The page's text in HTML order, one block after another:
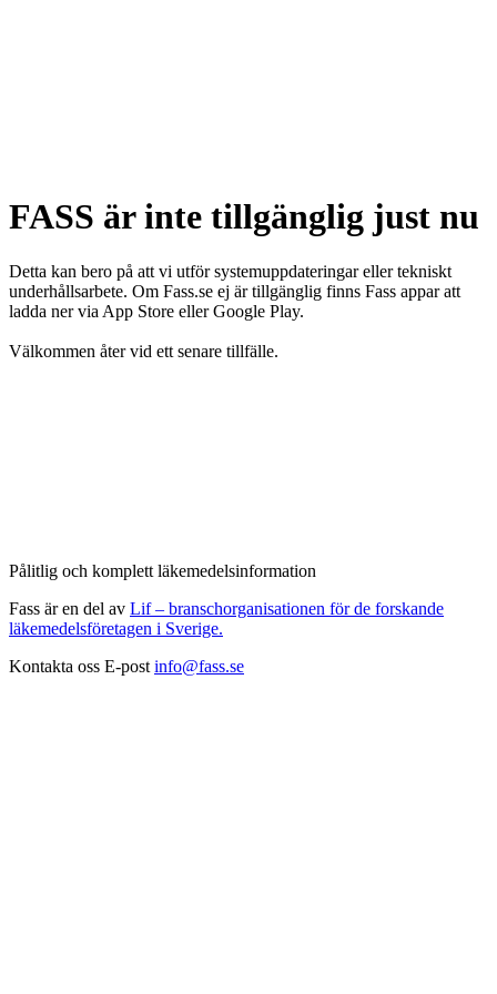
FASS är inte tillgänglig just nu
Detta kan bero på att vi utför systemuppdateringar eller tekniskt
underhållsarbete. Om Fass.se ej är tillgänglig finns Fass appar att
ladda ner via App Store eller Google Play.
Välkommen åter vid ett senare tillfälle.
Pålitlig och komplett läkemedelsinformation
Fass är en del av Lif – branschorganisationen för de forskande
läkemedelsföretagen i Sverige.
Kontakta oss E-post info@fass.se